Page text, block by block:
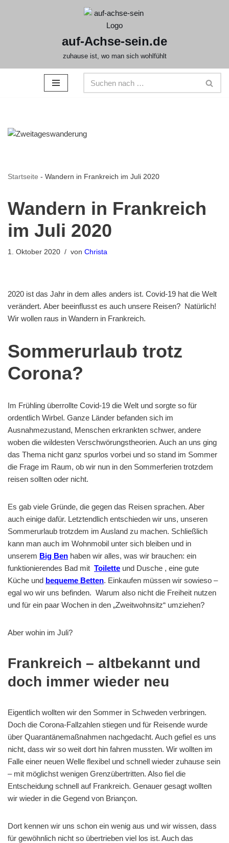
auf-Achse-sein.de
zuhause ist, wo man sich wohlfühlt
Startseite - Wandern in Frankreich im Juli 2020
Wandern in Frankreich
im Juli 2020
1. Oktober 2020 von Christa
2020 ist das Jahr in dem alles anders ist. Covid-19 hat die Welt
verändert. Aber beeinflusst es auch unsere Reisen? Natürlich!
Wir wollen raus in Wandern in Frankreich.
Sommerurlaub trotz
Corona?
Im Frühling überrollte Covid-19 die Welt und sorgte so für
ordentlich Wirbel. Ganze Länder befanden sich im
Ausnahmezustand, Menschen erkrankten schwer, andere
woben die wildesten Verschwörungstheorien. Auch an uns ging
das Thema nicht ganz spurlos vorbei und so stand im Sommer
die Frage im Raum, ob wir nun in den Sommerferien trotzdem
reisen sollten oder nicht.
Es gab viele Gründe, die gegen das Reisen sprachen. Aber
auch einige dafür. Letztendlich entschieden wir uns, unseren
Sommerurlaub trotzdem im Ausland zu machen. Schließlich
kann man auch im Wohnmobil unter sich bleiben und in
unserem Big Ben haben wir alles, was wir brauchen: ein
funktionierendes Bad mit Toilette und Dusche , eine gute
Küche und bequeme Betten. Einkaufen müssen wir sowieso –
egal wo wir uns befinden. Warum also nicht die Freiheit nutzen
und für ein paar Wochen in den „Zweitwohnsitz“ umziehen?
Aber wohin im Juli?
Frankreich – altbekannt und
doch immer wieder neu
Eigentlich wollten wir den Sommer in Schweden verbringen.
Doch die Corona-Fallzahlen stiegen und für Reisende wurde
über Quarantänemaßnahmen nachgedacht. Auch gefiel es uns
nicht, dass wir so weit dort hin fahren mussten. Wir wollten im
Falle einer neuen Welle flexibel und schnell wieder zuhause sein
– mit möglichst wenigen Grenzübertritten. Also fiel die
Entscheidung schnell auf Frankreich. Genauer gesagt wollten
wir wieder in die Gegend von Briançon.
Dort kennen wir uns schon ein wenig aus und wir wissen, dass
für gewöhnlich nicht so übertrieben viel los ist. Auch das